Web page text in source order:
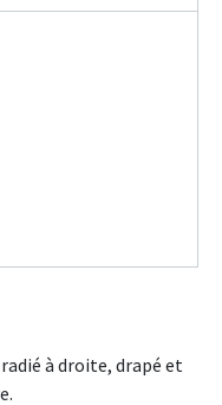
radié à droite, drapé et